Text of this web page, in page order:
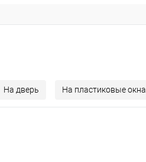
На дверь На пластиковые окна